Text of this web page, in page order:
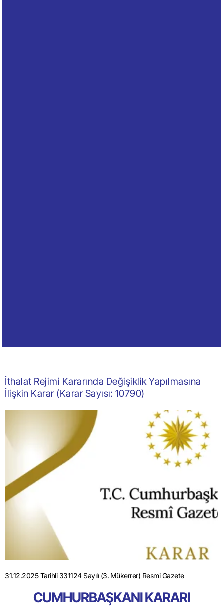
İthalat Rejimi Kararında Değişiklik Yapılmasına
İlişkin Karar (Karar Sayısı: 10790)
31.12.2025 Tarihli 331124 Sayılı (3. Mükerrer) Resmi Gazete
CUMHURBAŞKANI KARARI